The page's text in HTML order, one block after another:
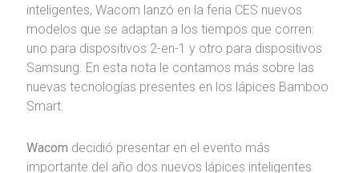
inteligentes, Wacom lanzó en la feria CES nuevos
modelos que se adaptan a los tiempos que corren:
uno para dispositivos 2-en-1 y otro para dispositivos
Samsung. En esta nota le contamos más sobre las
nuevas tecnologías presentes en los lápices Bamboo
Smart.
Wacom decidió presentar en el evento más
importante del año dos nuevos lápices inteligentes